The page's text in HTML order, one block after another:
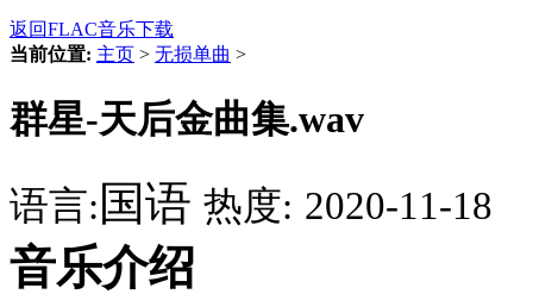
返回FLAC音乐下载
当前位置: 主页 > 无损单曲 >
群星-天后金曲集.wav
语言:国语 热度: 2020-11-18
音乐介绍